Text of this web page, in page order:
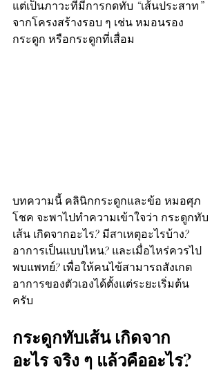
แต่เป็นภาวะที่มีการกดทับ “เส้นประสาท”
จากโครงสร้างรอบ ๆ เช่น หมอนรอง
กระดูก หรือกระดูกที่เสื่อม
บทความนี้ คลินิกกระดูกและข้อ หมอศุภ
โชค จะพาไปทำความเข้าใจว่า กระดูกทับ
เส้น เกิดจากอะไร? มีสาเหตุอะไรบ้าง?
อาการเป็นแบบไหน? และเมื่อไหร่ควรไป
พบแพทย์? เพื่อให้คนไข้สามารถสังเกต
อาการของตัวเองได้ตั้งแต่ระยะเริ่มต้น
ครับ
กระดูกทับเส้น เกิดจาก
อะไร จริง ๆ แล้วคืออะไร?